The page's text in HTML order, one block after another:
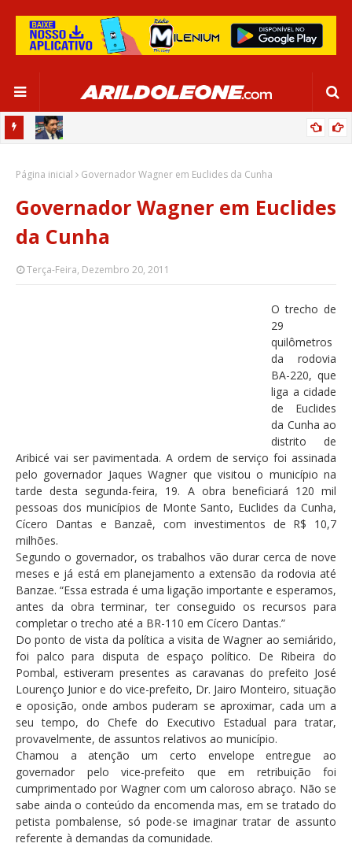
“SATISFAÇÃO MUITO GRANDE”
Página inicial Governador Wagner em Euclides da Cunha
Governador Wagner em Euclides
da Cunha
Terça-Feira, Dezembro 20, 2011
O trecho de
29
quilômetros
da rodovia
BA-220, que
liga a cidade
de Euclides
da Cunha ao
distrito de
Aribicé vai ser pavimentada. A ordem de serviço foi assinada
pelo governador Jaques Wagner que visitou o município na
tarde desta segunda-feira, 19. A obra beneficiará 120 mil
pessoas dos municípios de Monte Santo, Euclides da Cunha,
Cícero Dantas e Banzaê, com investimentos de R$ 10,7
milhões.
Segundo o governador, os trabalhos vão durar cerca de nove
meses e já está em planejamento a extensão da rodovia até
Banzae. “Essa estrada é uma ligação importante e esperamos,
antes da obra terminar, ter conseguido os recursos para
completar o trecho até a BR-110 em Cícero Dantas.”
Do ponto de vista da política a visita de Wagner ao semiárido,
foi palco para disputa de espaço político. De Ribeira do
Pombal, estiveram presentes as caravanas do prefeito José
Lourenço Junior e do vice-prefeito, Dr. Jairo Monteiro, situação
e oposição, onde ambos puderam se aproximar, cada um a
seu tempo, do Chefe do Executivo Estadual para tratar,
provavelmente, de assuntos relativos ao município.
Chamou a atenção um certo envelope entregue ao
governador pelo vice-prefeito que em retribuição foi
cumprimentado por Wagner com um caloroso abraço. Não se
sabe ainda o conteúdo da encomenda mas, em se tratado do
petista pombalense, só pode-se imaginar tratar de assunto
referente à demandas da comunidade.